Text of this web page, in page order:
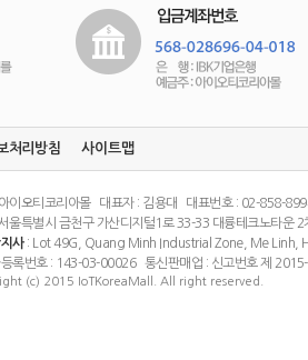
처리방침 사이트맵
이오티코리아몰 대표자 : 김용대 대표번호 : 02-858-
울특별시 금천구 가산디지털1로 33-33 대륭테크노타운
사: Lot 49G, Quang Minh Industrial Zone, Me Linh,
록번호 : 143-03-00026 통신판매업 : 신고번호 제
(c) 2015 IoTKoreaMall. All right reserved.